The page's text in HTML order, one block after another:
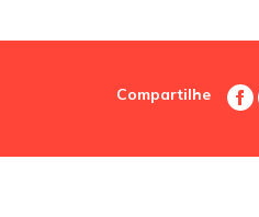
Compartilhe